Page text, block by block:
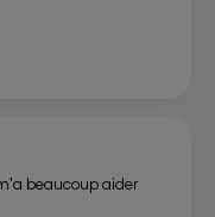
que les
a pas eu de signe
ni envie de
arrêter de fumer.
fumé, quelle joie.
je vais m'attaquer
beaucoup aider